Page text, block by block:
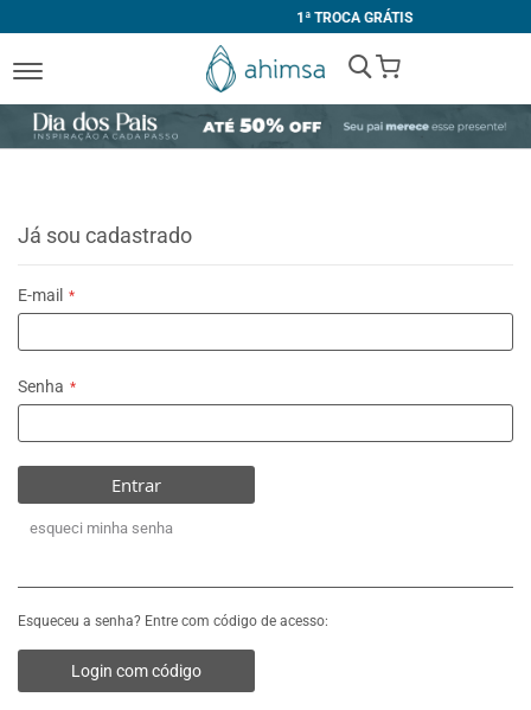
1ª TROCA GRÁTIS
My Cart
Já sou cadastrado
E-mail
Senha
Entrar
esqueci minha senha
Esqueceu a senha? Entre com código de acesso:
Login com código